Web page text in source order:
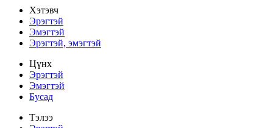
Хэтэвч
Эрэгтэй
Эмэгтэй
Эрэгтэй, эмэгтэй
Цүнх
Эрэгтэй
Эмэгтэй
Бусад
Тэлээ